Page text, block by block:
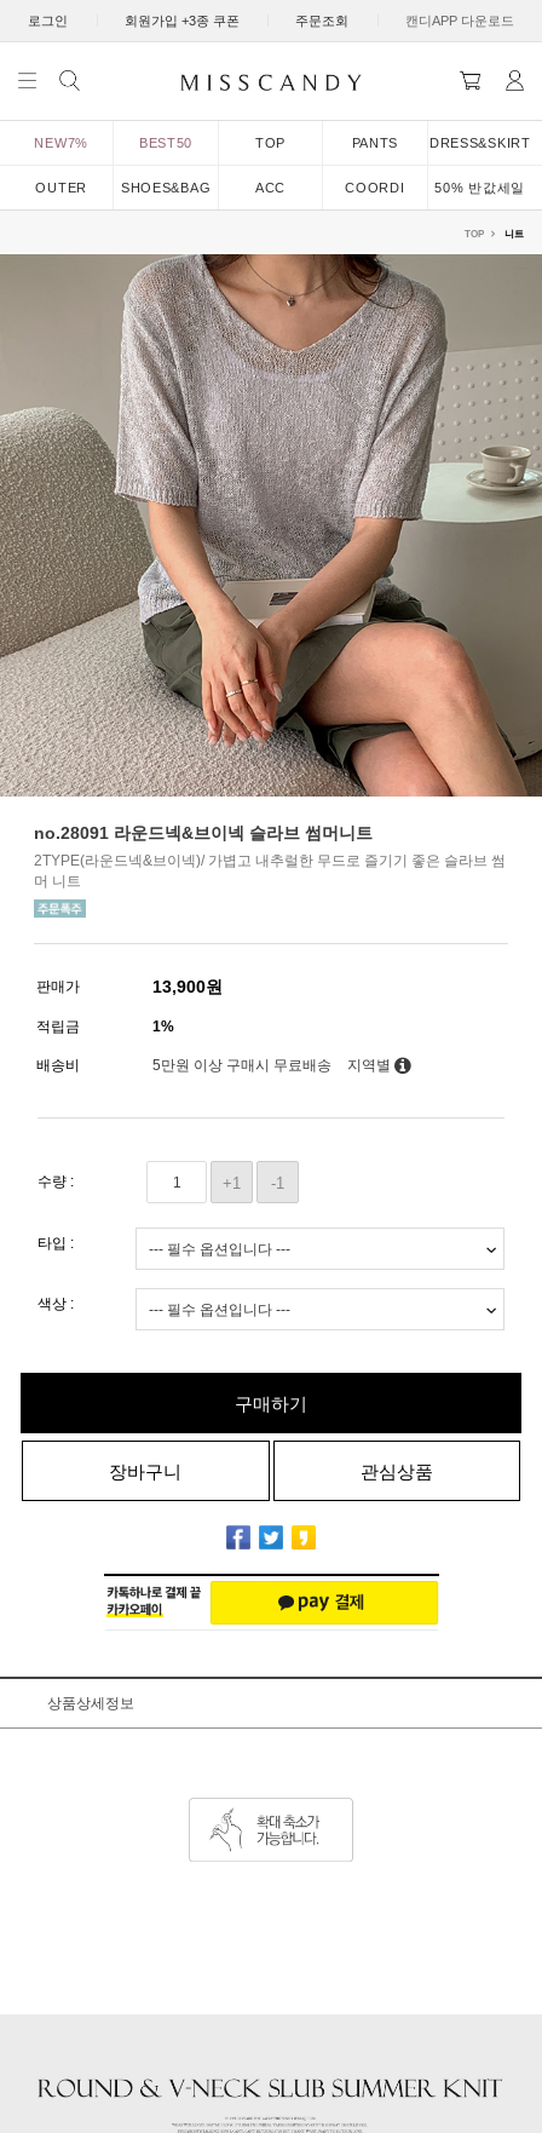
로그인 회원가입 +3종 쿠폰 주문조회 캔디APP 다운로드
NEW7% BEST50 TOP PANTS DRESS&SKIRT
OUTER SHOES&BAG ACC COORDI 50% 반값세일
TOP 니트
no.28091 라운드넥&브이넥 슬라브 썸머니트
2TYPE(라운드넥&브이넥)/ 가볍고 내추럴한 무드로 즐기기 좋은 슬라브 썸
머 니트
판매가 13,900원
적립금 1%
배송비 5만원 이상 구매시 무료배송 지역별
수량 : +1 -1
타입 :
색상 :
구매하기
장바구니 관심상품
상품상세정보